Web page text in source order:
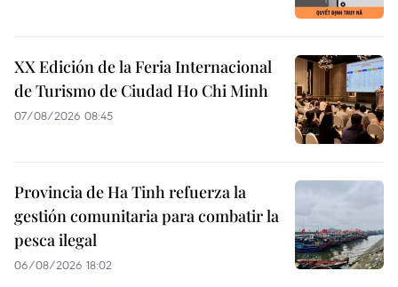
XX Edición de la Feria Internacional
de Turismo de Ciudad Ho Chi Minh
07/08/2026 08:45
Provincia de Ha Tinh refuerza la
gestión comunitaria para combatir la
pesca ilegal
06/08/2026 18:02